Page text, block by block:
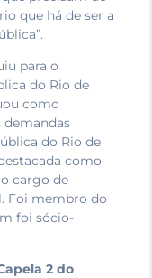
que há de ser a
para o
do Rio de
como
demandas
do Rio de
como
cargo de
Foi membro do
foi sócio-
2 do